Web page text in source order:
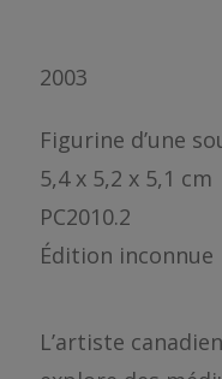
2003
Figurine d’une
5,4 x 5,2 x 5,1 cm
PC2010.2
Édition inconnue
L’artiste